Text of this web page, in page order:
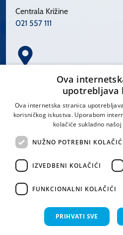
Centrala Križine
021 557 111
Spinčićeva 1, 21000 Split
LINKOVI
Uvjeti korištenja
Ova
upotrebljava
Ova internetska stranica
korisničkog iskustva. Uporabom
kolačiće sukladno našoj
NUŽNO POTREBNI
IZVEDBENI KOLAČIĆI
FUNKCIONALNI KOLAČIĆI
PRIHVATI SVE